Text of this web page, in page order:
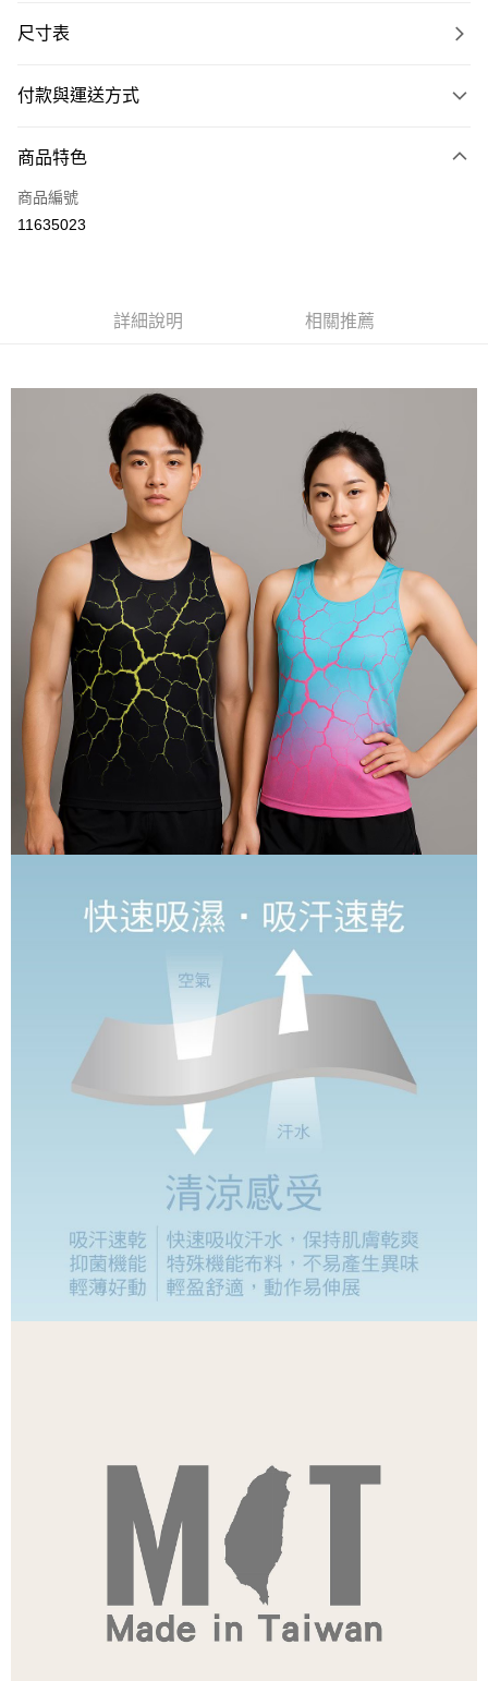
尺寸表
付款與運送方式
信用卡一次付款
運送方式
商品特色
商品編號
11635023
詳細說明 相關推薦